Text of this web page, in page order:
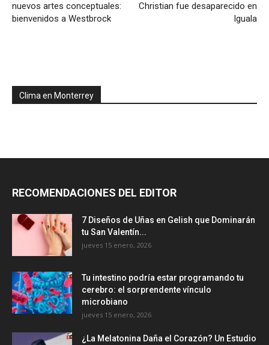
nuevos artes conceptuales:
bienvenidos a Westbrock
Christian fue desaparecido en
Iguala
Clima en Monterrey
RECOMENDACIONES DEL EDITOR
7 Diseños de Uñas en Gelish que Dominarán
tu San Valentín...
jueves 15 enero, 2026
Tu intestino podría estar programando tu
cerebro: el sorprendente vínculo
microbiano
jueves 15 enero, 2026
¿La Melatonina Daña el Corazón? Un Estudio